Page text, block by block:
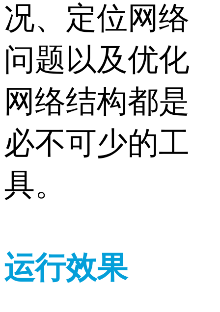
况、定位网络
问题以及优化
网络结构都是
必不可少的工
具。
运行效果